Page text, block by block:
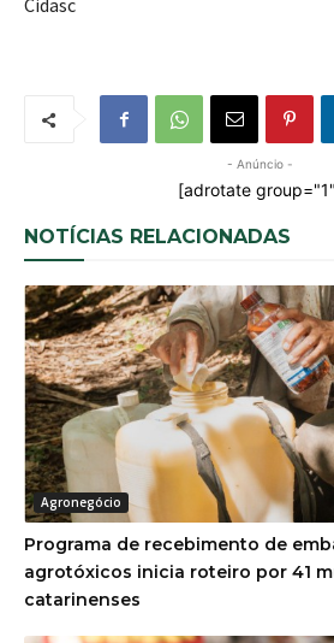
Cidasc
- Anúncio -
[adrotate
NOTÍCIAS RELACIONADAS
Agronegócio
Programa de recebimento de
agrotóxicos inicia roteiro por 41
catarinenses